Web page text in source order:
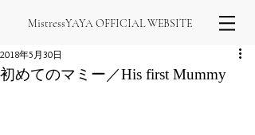
MistressYAYA OFFICIAL WEBSITE
初めてのマミー／His first Mummy
2018年5月30日